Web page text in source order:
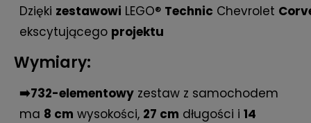
Dzięki zestawowi LEGO® Technic Chevrolet
ekscytującego projektu
Wymiary:
➡️732-elementowy zestaw z samochodem
ma 8 cm wysokości, 27 cm długości i 14